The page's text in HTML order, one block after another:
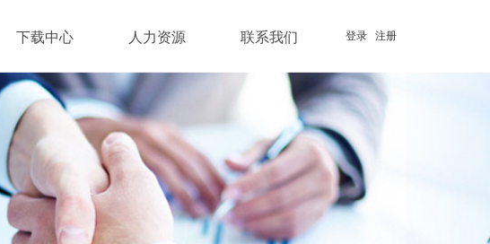
下载中心 人力资源 联系我们 登录 注册